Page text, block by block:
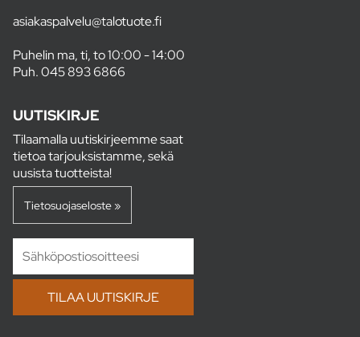
asiakaspalvelu@talotuote.fi
Puhelin ma, ti, to 10:00 - 14:00
Puh.045 893 6866
UUTISKIRJE
Tilaamalla uutiskirjeemme saat
tietoa tarjouksistamme, sekä
uusista tuotteista!
Tietosuojaseloste »